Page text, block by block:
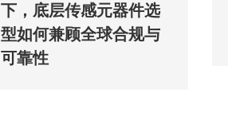
下，底层传感元器件选
型如何兼顾全球合规与
可靠性